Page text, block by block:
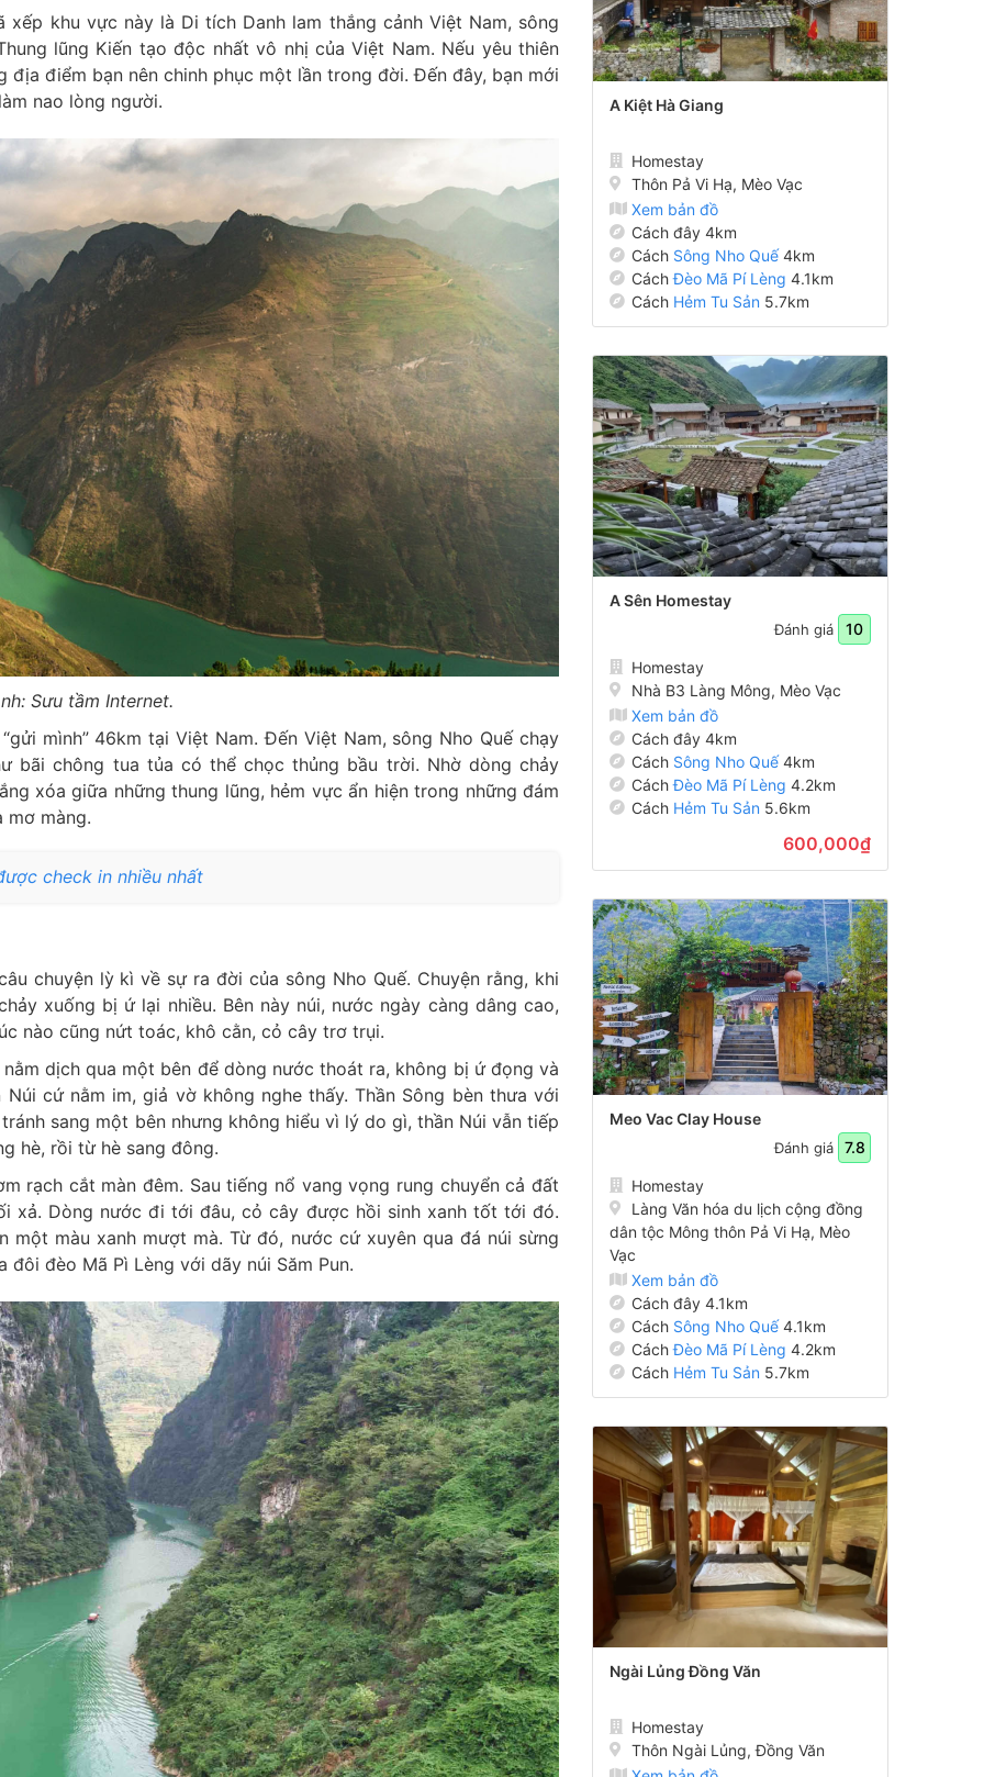
xếp khu vực này là Di tích Danh lam thắng cảnh Việt Nam, sông
lũng Kiến tạo độc nhất vô nhị của Việt Nam. Nếu yêu thiên
điểm bạn nên chinh phục một lần trong đời. Đến đây, bạn mới
nao lòng người.
Sưu tầm Internet.
mình” 46km tại Việt Nam. Đến Việt Nam, sông Nho Quế chạy
bãi chông tua tủa có thể chọc thủng bầu trời. Nhờ dòng chảy
xóa giữa những thung lũng, hẻm vực ẩn hiện trong những đám
mơ màng.
check in nhiều nhất
chuyện lỳ kì về sự ra đời của sông Nho Quế. Chuyện rằng, khi
xuống bị ứ lại nhiều. Bên này núi, nước ngày càng dâng cao,
nào cũng nứt toác, khô cằn, cỏ cây trơ trụi.
dịch qua một bên để dòng nước thoát ra, không bị ứ đọng và
cứ nằm im, giả vờ không nghe thấy. Thần Sông bèn thưa với
sang một bên nhưng không hiểu vì lý do gì, thần Núi vẫn tiếp
hè, rồi từ hè sang đông.
rạch cắt màn đêm. Sau tiếng nổ vang vọng rung chuyển cả đất
xả. Dòng nước đi tới đâu, cỏ cây được hồi sinh xanh tốt tới đó.
một màu xanh mượt mà. Từ đó, nước cứ xuyên qua đá núi sừng
đèo Mã Pì Lèng với dãy núi Săm Pun.
A Kiệt Hà Giang
Homestay
Thôn Pả Vi Hạ, Mèo Vạc
Xem bản đồ
Cách đây 4km
Cách Sông Nho Quế4km
CáchĐèo Mã Pí Lèng 4.1km
Cách Hẻm Tu Sản 5.7km
A Sên Homestay
Đánh giá 10
Homestay
Nhà B3 Làng Mông, Mèo Vạc
Xem bản đồ
Cách đây 4km
Cách Sông Nho Quế4km
CáchĐèo Mã Pí Lèng 4.2km
Cách Hẻm Tu Sản 5.6km
600,000₫
Meo Vac Clay House
Đánh giá 7.8
Homestay
Làng Văn hóa du lịch cộng đồng
dân tộc Mông thôn Pả Vi Hạ, Mèo
Vạc
Xem bản đồ
Cách đây 4.1km
Cách Sông Nho Quế4.1km
CáchĐèo Mã Pí Lèng 4.2km
Cách Hẻm Tu Sản 5.7km
Ngài Lủng Đồng Văn
Homestay
Thôn Ngài Lủng, Đồng Văn